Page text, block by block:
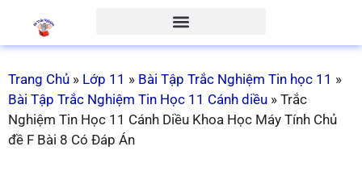
Trang Chủ » Lớp 11 » Bài Tập Trắc Nghiệm Tin học 11 »
Bài Tập Trắc Nghiệm Tin Học 11 Cánh diều » Trắc
Nghiệm Tin Học 11 Cánh Diều Khoa Học Máy Tính Chủ
đề F Bài 8 Có Đáp Án